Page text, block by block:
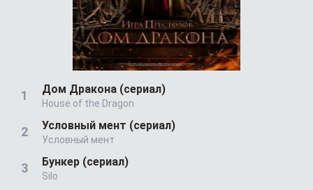
Дом Дракона (сериал)
House of the Dragon
Условный мент (сериал)
Условный мент
Бункер (сериал)
Silo